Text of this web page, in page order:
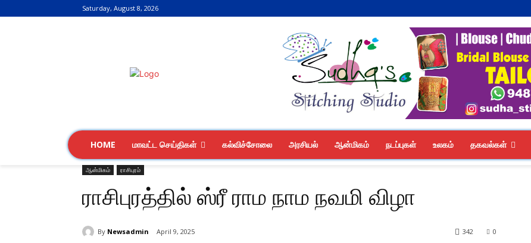
Saturday, August 8, 2026
HOME மாவட்ட செய்திகள் கல்விச்சோலை அரசியல் ஆன்மிகம் நடப்புகள் உலகம் தகவல்கள்
ஆன்மிகம் ராசிபுரம்
ராசிபுரத்தில் ஸ்ரீ ராம நாம நவமி விழா
By Newsadmin April 9, 2025 0
342